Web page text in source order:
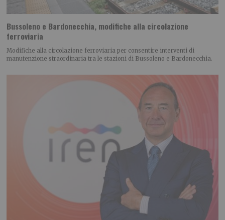
Bussoleno e Bardonecchia, modifiche alla circolazione
ferroviaria
Modifiche alla circolazione ferroviaria per consentire interventi di
manutenzione straordinaria tra le stazioni di Bussoleno e Bardonecchia.